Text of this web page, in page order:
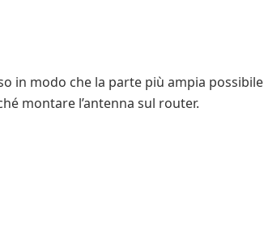
in modo che la parte più ampia possibile
montare l’antenna sul router.